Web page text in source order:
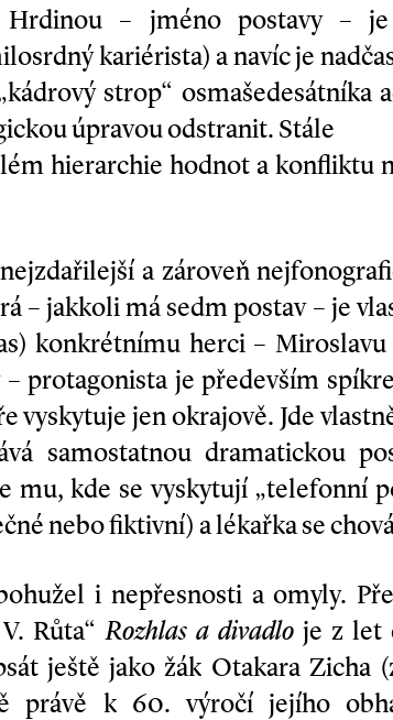
Hrdinou – jméno postavy – je
kariérista) a navíc je
strop“ osmašedesátníka
úpravou odstranit. Stále
hierarchie hodnot a konfliktu
a zároveň
– jakkoli má sedm postav – je
konkrétnímu herci –
– protagonista je především
vyskytuje jen okrajově. Jde
samostatnou dramatickou
mu, kde se vyskytují „telefonní
nebo fiktivní) a lékařka se
i nepřesnosti a omyly.
Růta“Rozhlas a divadloje z let
ještě jako žák Otakara Zicha
právě k 60. výročí jejího